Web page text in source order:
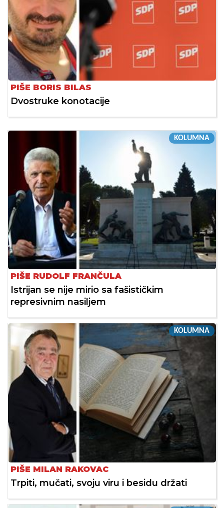
PIŠE BORIS BILAS
Dvostruke konotacije
KOLUMNA
PIŠE RUDOLF FRANČULA
Istrijan se nije mirio sa fašističkim
represivnim nasiljem
KOLUMNA
PIŠE MILAN RAKOVAC
Trpiti, mučati, svoju viru i besidu držati